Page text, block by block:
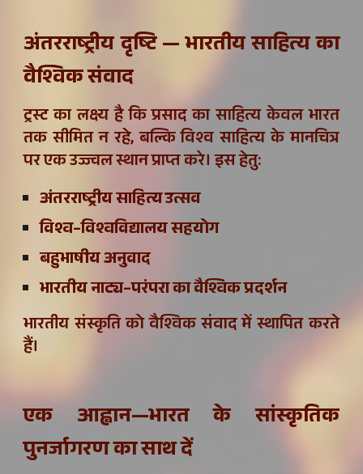
अंतरराष्ट्रीय दृष्टि — भारतीय साहित्य का
वैश्विक संवाद
ट्रस्ट का लक्ष्य है कि प्रसाद का साहित्य केवल भारत
तक सीमित न रहे, बल्कि विश्व साहित्य के मानचित्र
पर एक उज्ज्वल स्थान प्राप्त करे। इस हेतु:
अंतरराष्ट्रीय साहित्य उत्सव
विश्व–विश्वविद्यालय सहयोग
बहुभाषीय अनुवाद
भारतीय नाट्य–परंपरा का वैश्विक प्रदर्शन
भारतीय संस्कृति को वैश्विक संवाद में स्थापित करते
हैं।
एक आह्वान—भारत के सांस्कृतिक
पुनर्जागरण का साथ दें